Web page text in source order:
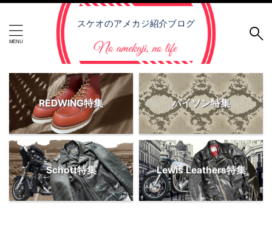
REDWING特集 パイソン特集
Schott特集 Lewis Leathers特集